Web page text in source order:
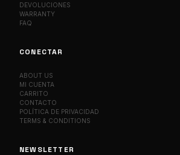
DEVOLUCIONES
WARRANTY
FAQ
CONECTAR
ABOUT US
MI CUENTA
CARRITO
CONTACTO
POLÍTICA DE PRIVACIDAD
TERMS & CONDITIONS
NEWSLETTER